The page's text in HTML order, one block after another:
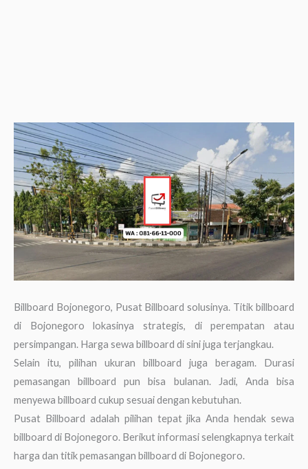
Billboard Bojonegoro, Pusat Billboard solusinya. Titik billboard
di Bojonegoro lokasinya strategis, di perempatan atau
persimpangan. Harga sewa billboard di sini juga terjangkau.
Selain itu, pilihan ukuran billboard juga beragam. Durasi
pemasangan billboard pun bisa bulanan. Jadi, Anda bisa
menyewa billboard cukup sesuai dengan kebutuhan.
Pusat Billboard adalah pilihan tepat jika Anda hendak sewa
billboard di Bojonegoro. Berikut informasi selengkapnya terkait
harga dan titik pemasangan billboard di Bojonegoro.